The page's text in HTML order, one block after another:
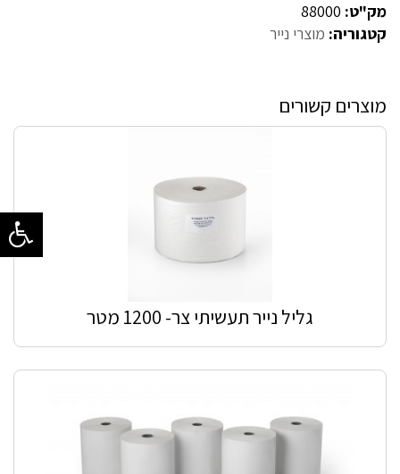
מק"ט: 88000
קטגוריה: מוצרי נייר
מוצרים קשורים
גליל נייר תעשיתי צר- 1200 מטר